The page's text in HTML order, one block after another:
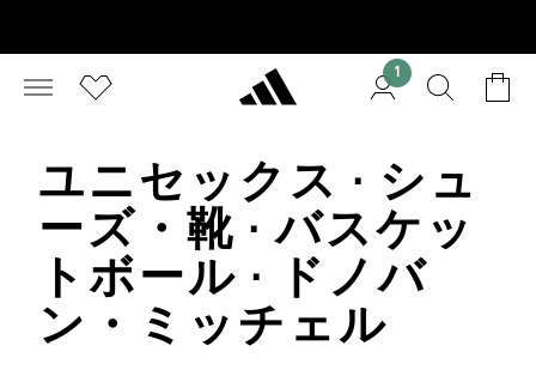
1
ユニセックス · シュ
ーズ・靴 · バスケッ
トボール · ドノバ
ン・ミッチェル